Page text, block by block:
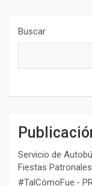
Buscar
Servicio de
Fiestas Patronales
#TalCómoFue.-